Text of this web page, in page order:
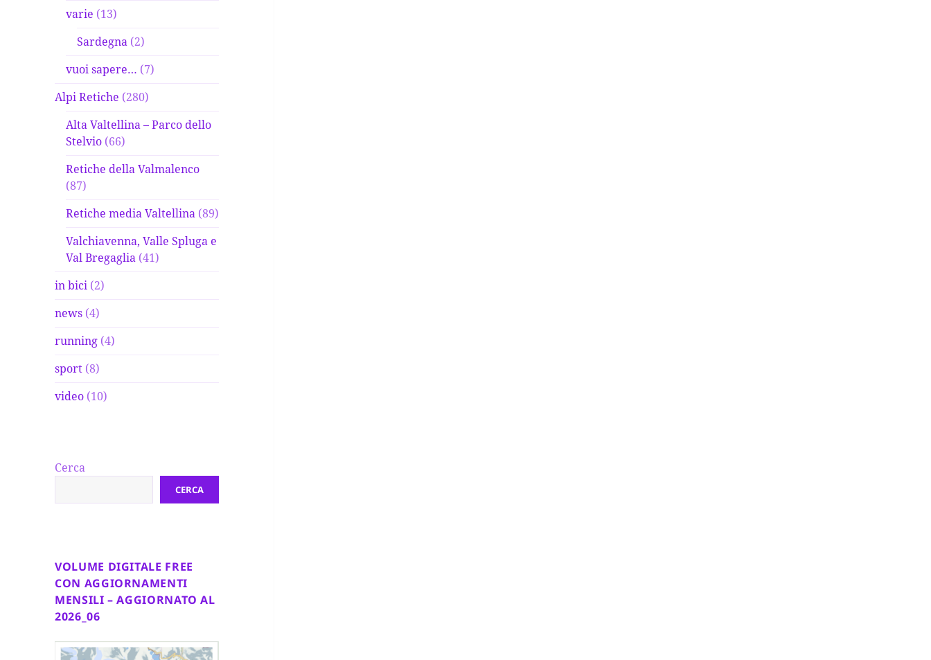
varie (13)
Sardegna (2)
vuoi sapere… (7)
Alpi Retiche (280)
Alta Valtellina – Parco dello
Stelvio (66)
Retiche della Valmalenco
(87)
Retiche media Valtellina (89)
Valchiavenna, Valle Spluga e
Val Bregaglia (41)
in bici (2)
news (4)
running (4)
sport (8)
video (10)
Cerca
CERCA
VOLUME DIGITALE FREE
CON AGGIORNAMENTI
MENSILI – AGGIORNATO AL
2026_06